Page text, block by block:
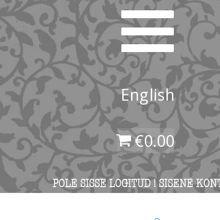
English
€0.00
POLE SISSE LOGITUD ! SISENE